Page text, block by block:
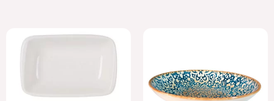
Rango
precios:
hasta
142.16€
73.16€
hasta
91.90€